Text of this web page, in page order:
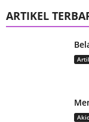
ARTIKEL